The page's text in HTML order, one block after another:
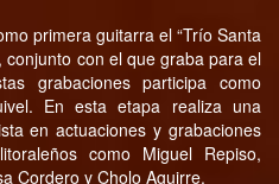
primera guitarra el “Trío Santa
conjunto con el que graba para el
grabaciones participa como
En esta etapa realiza una
en actuaciones y grabaciones
como Miguel Repiso,
Cordero y Cholo Aguirre.